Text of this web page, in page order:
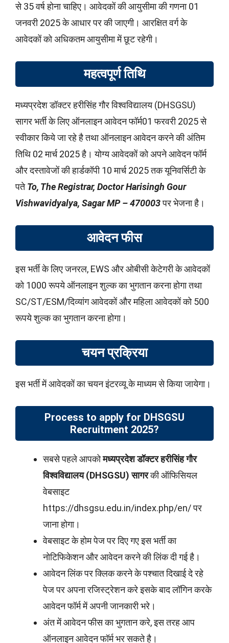
से 35 वर्ष होना चाहिए। आवेदकों की आयुसीमा की गणना 01
जनवरी 2025 के आधार पर की जाएगी। आरक्षित वर्ग के
आवेदकों को अधिकतम आयुसीमा में छूट रहेगी।
महत्वपूर्ण तिथि
मध्‍यप्रदेश डॉक्‍टर हरीसिंह गौर विश्‍व‍विद्यालय (DHSGSU)
सागर भर्ती के लिए ऑनलाइन आवेदन फॉर्म01 फरवरी 2025 से
स्वीकार किये जा रहे है तथा ऑनलाइन आवेदन करने की अंतिम
तिथि 02 मार्च 2025 है। योग्य आवेदकों को अपने आवेदन फॉर्म
और दस्तावेजों की हार्डकॉपी 10 मार्च 2025 तक यूनिवर्सिटी के
पतेTo, The Registrar, Doctor Harisingh Gour
Vishwavidyalya, Sagar MP – 470003पर भेजना है।
आवेदन फीस
इस भर्ती के लिए जनरल, EWS और ओबीसी केटेगरी के आवेदकों
को 1000 रूपये ऑनलाइन शुल्क का भुगतान करना होगा तथा
SC/ST/ESM/दिव्यांग आवेदकों और महिला आवेदकों को 500
रूपये शुल्क का भुगतान करना होगा।
चयन प्रक्रिया
इस भर्ती में आवेदकों का चयन इंटरव्यू के माध्यम से किया जायेगा।
Process to apply for DHSGSU
Recruitment 2025?
सबसे पहले आपकोमध्‍यप्रदेश डॉक्‍टर हरीसिंह गौर
विश्‍व‍विद्यालय (DHSGSU) सागरकी ऑफिसियल
वेबसाइट
https://dhsgsu.edu.in/index.php/en/ पर
जाना होगा।
वेबसाइट के होम पेज पर दिए गए इस भर्ती का
नोटिफिकेशन और आवेदन करने की लिंक दी गई है।
आवेदन लिंक पर क्लिक करने के पश्चात दिखाई दे रहे
पेज पर अपना रजिस्ट्रेशन करे इसके बाद लॉगिन करके
आवेदन फॉर्म में अपनी जानकारी भरे।
अंत में आवेदन फीस का भुगतान करे, इस तरह आप
ऑनलाइन आवेदन फॉर्म भर सकते है।